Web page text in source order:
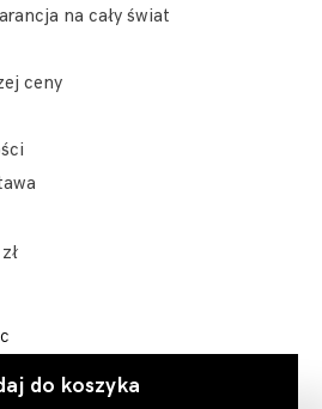
na cały świat
ceny
do koszyka